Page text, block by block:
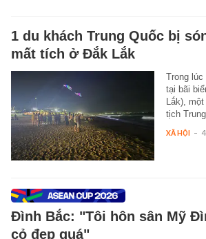
1 du khách Trung Quốc bị
mất tích ở Đắk Lắk
Trong
tại bãi
Lắk),
tịch
XÃ HỘI -
Đình Bắc: "Tôi hôn sân Mỹ
cỏ đẹp quá"